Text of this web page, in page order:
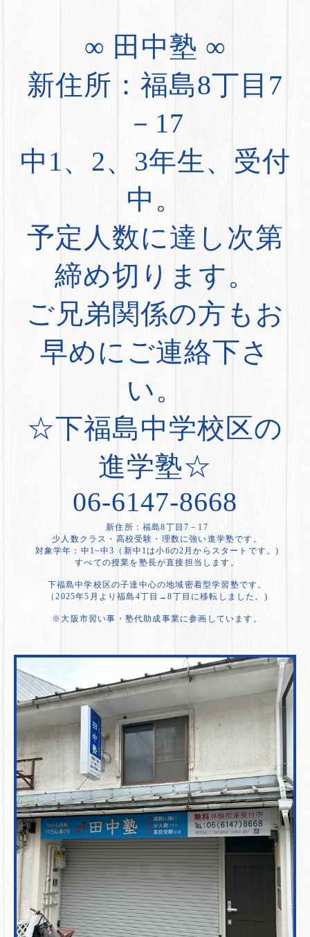
∞ 田中塾 ∞
新住所：福島8丁目7
－17
中1、2、3年生、受付
中。
予定人数に達し次第
締め切ります。
ご兄弟関係の方もお
早めにご連絡下さ
い。
☆下福島中学校区の
進学塾☆
06-6147-8668
新住所：福島8丁目7－17
少人数クラス・高校受験・理数に強い進学塾です。
対象学年：中1~中3（新中1は小6の2月からスタートです。)
すべての授業を塾長が直接担当します。
下福島中学校区の子達中心の地域密着型学習塾です。
（2025年5月より福島4丁目→8丁目に移転しました。)
※大阪市習い事・塾代助成事業に参画しています。